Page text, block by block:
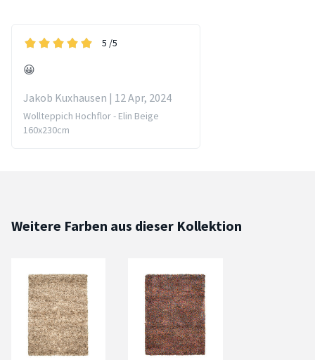
5 /5
😀
Jakob Kuxhausen | 12 Apr, 2024
Wollteppich Hochflor - Elin Beige
160x230cm
Weitere Farben aus dieser Kollektion